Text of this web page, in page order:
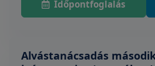
Időpontfoglalás
Alvástanácsadás